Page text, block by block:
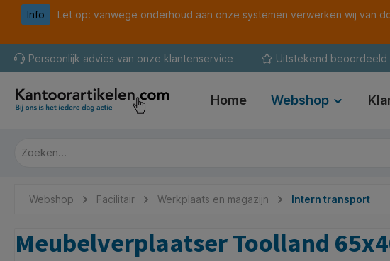
Ga naar de hoofdnavigatie
Info
Let op: vanwege onderhoud aan onze systemen verwerken wij van
Persoonlijk advies van onze klantenservice Uitstekend
Home Webshop
Webshop Facilitair Werkplaats en magazijn Intern transport
Meubelverplaatser Toolland